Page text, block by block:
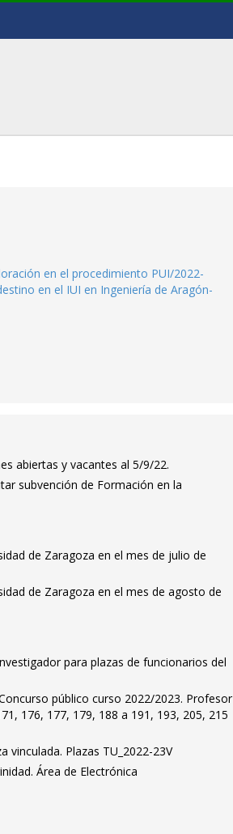
en el procedimiento PUI/2022-
en el IUI en Ingeniería de Aragón-
abiertas y vacantes al 5/9/22.
subvención de Formación en la
de Zaragoza en el mes de julio de
de Zaragoza en el mes de agosto de
para plazas de funcionarios del
público curso 2022/2023. Profesor
176, 177, 179, 188 a 191, 193, 205, 215
vinculada. Plazas TU_2022-23V
Área de Electrónica